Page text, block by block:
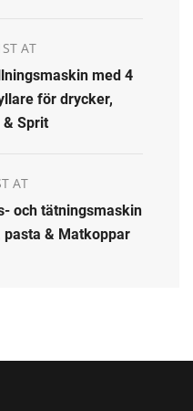
AT
med 4
för drycker,
Sprit
AT
och tätningsmaskin
pasta & Matkoppar